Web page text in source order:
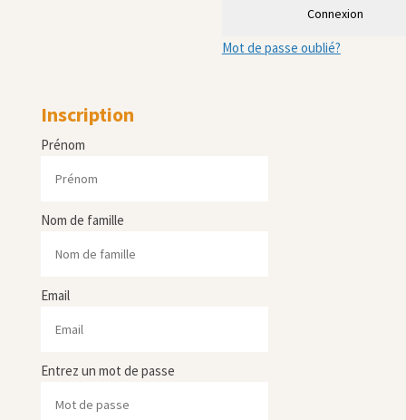
Connexion
Mot de passe oublié?
Inscription
Prénom
Nom de famille
Email
Entrez un mot de passe